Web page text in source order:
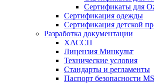
Сертификаты для
Сертификация одежды
Сертификация детской
Разработка документации
ХАССП
Лицензия Минкульт
Технические условия
Стандарты и регламенты
Паспорт безопасности